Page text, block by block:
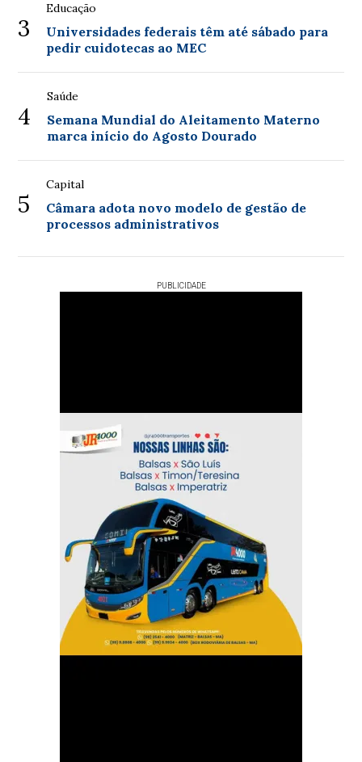
3
Educação
Universidades federais têm até sábado para
pedir cuidotecas ao MEC
4
Saúde
Semana Mundial do Aleitamento Materno
marca início do Agosto Dourado
5
Capital
Câmara adota novo modelo de gestão de
processos administrativos
PUBLICIDADE